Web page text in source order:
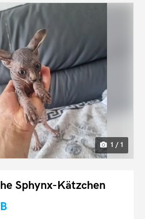
1 / 1
Sphynx-Kätzchen